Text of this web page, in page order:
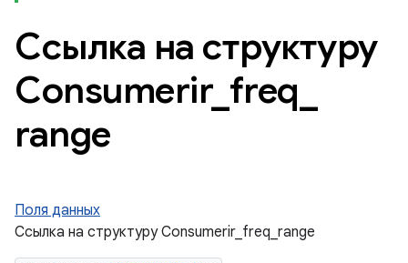
Ссылка на структуру
Consumerir_ freq
range
Поля данных
Ссылка на структуру Consumerir_freq_range